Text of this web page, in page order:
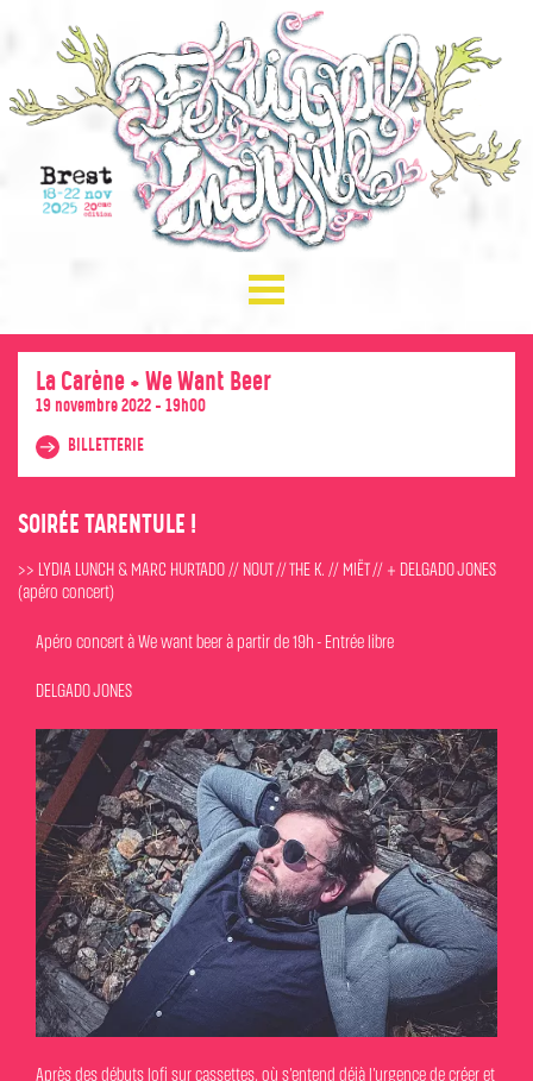
PROGRAMMATION
APPEL À DONS
☰ Menu
La Carène + We Want Beer
19 novembre 2022 - 19h00
BILLETTERIE
SOIRÉE TARENTULE !
>> LYDIA LUNCH & MARC HURTADO // NOUT // THE K. // MIËT // + DELGADO JONES
(apéro concert)
Apéro concert à We want beer à partir de 19h - Entrée libre
DELGADO JONES
Après des débuts lofi sur cassettes, où s’entend déjà l’urgence de créer et